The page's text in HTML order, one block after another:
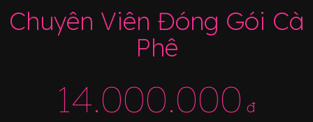
Chuyên Viên Đóng Gói Cà
Phê
14.000.000 đ